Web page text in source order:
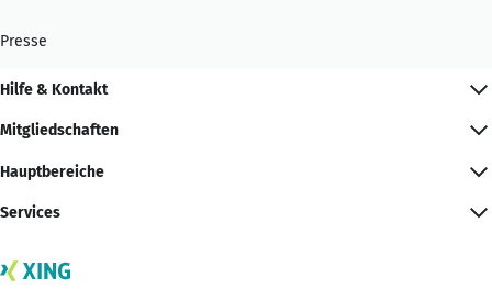
Presse
Hilfe & Kontakt
Mitgliedschaften
Hauptbereiche
Services